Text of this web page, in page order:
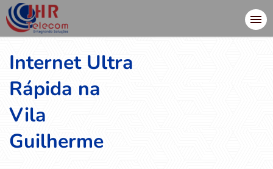
Internet Ultra
Rápida na
Vila
Guilherme